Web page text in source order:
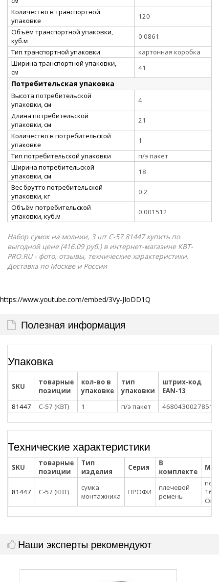
Количество в транспортной
упаковке
120
Объём транспортной упаковки,
куб.м
0.0861
Тип транспортной упаковки
картонная коробка
Ширина транспортной упаковки,
см
41
Потребительская упаковка
Высота потребительской
упаковки, см
4
Длина потребительской
упаковки, см
21
Количество в потребительской
упаковке
1
Тип потребительской упаковки
п/э пакет
Ширина потребительской
упаковки, см
18
Вес брутто потребительской
упаковки, кг
0.2
Объём потребительской
упаковки, куб.м
0.001512
Набор сумок на молнии, 3 шт С-57 81447 купить по
выгодной цене (416.09 руб.) в интернет-магазине КВТ-
PRO.RU - фото, отзывы, технические характеристики.
Доставка по Москве и России
https://www.youtube.com/embed/3Vy-JIoDD1Q
Полезная информация
Упаковка
SKU
товарные
позиции
кол-во в
упаковке
тип
упаковки
штрих-код
EAN-13
81447
С-57 (КВТ) 1 п/э пакет 4680430027851
Технические характеристики
SKU
товарные
позиции
Тип
изделия
Серия
В
комплекте
81447 С-57 (КВТ)
сумка
монтажника
ПРОФИ
плечевой
ремень
Наши эксперты рекомендуют